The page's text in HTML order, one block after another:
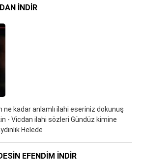
İNDIR
ne kadar anlamlı ilahi eseriniz dokunuş
- Vicdan ilahi sözleri Gündüz kimine
Helede
EFENDIM İNDIR